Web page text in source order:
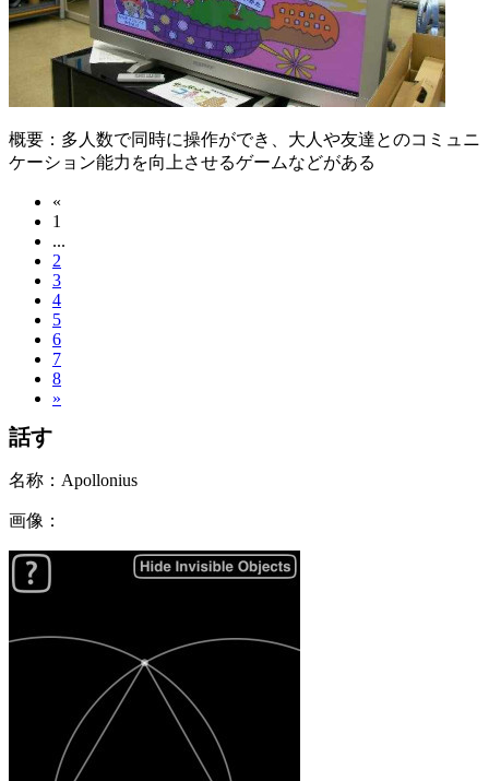
概要： 多人数で同時に操作ができ、大人や友達とのコミュニ
ケーション能力を向上させるゲームなどがある
«
1
...
2
3
4
5
6
7
8
»
話す
名称： Apollonius
画像：